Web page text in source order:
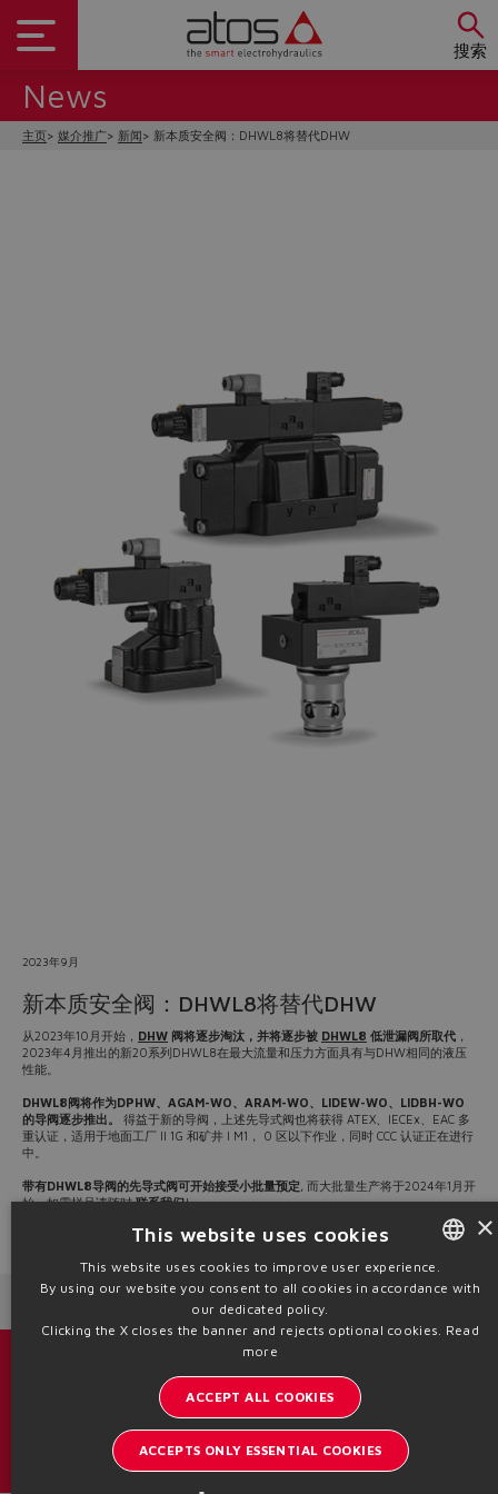
搜索
Do you want to leave the
News
主页 媒介推广 新闻 新本质安全阀：DHWL8将替代DHW
2023年9月
新本质安全阀：DHWL8将替代DHW
从2023年10月开始， DHW 阀将逐步淘汰，并将逐步被 DHWL8 低泄漏阀所取代
2023年4月推出的新20系列DHWL8在最大流量和压力方面具有与DHW相同的液压
性能。
DHWL8阀将作为DPHW、AGAM-WO、ARAM-WO、LIDEW-WO、LIDBH-WO
的导阀逐步推出。
得益于新的导阀，上述先导式阀也将获得 ATEX、IECEx、EAC 多
重认证，适用于地面工厂 II 1G 和矿井 I M1， 0 区以下作业，同时 CCC 认证正在进行
中。
带有DHWL8导阀的先导式阀可开始接受小批量预定 , 而大批量生产将于2024年1月开
始。如需样品请随时联系我们!
Source: NW23-81
了解阿托斯的最新动态
内部通讯订阅
ENGLISH
ITALIAN
×
This website uses cookies
This website uses cookies to improve user experience.
By using our website you consent to all cookies in accordance with
our dedicated policy.
Clicking the X closes the banner and rejects optional cookies. Read
more
ACCEPT ALL COOKIES
ACCEPTS ONLY ESSENTIAL COOKIES